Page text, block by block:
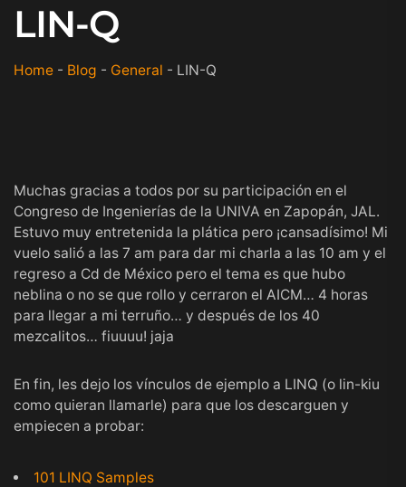
LIN-Q
Home - Blog - General - LIN-Q
Muchas gracias a todos por su participación en el
Congreso de Ingenierías de la UNIVA en Zapopán, JAL.
Estuvo muy entretenida la plática pero ¡cansadísimo! Mi
vuelo salió a las 7 am para dar mi charla a las 10 am y el
regreso a Cd de México pero el tema es que hubo
neblina o no se que rollo y cerraron el AICM… 4 horas
para llegar a mi terruño… y después de los 40
mezcalitos… fiuuuu! jaja
En fin, les dejo los vínculos de ejemplo a LINQ (o lin-kiu
como quieran llamarle) para que los descarguen y
empiecen a probar:
101 LINQ Samples